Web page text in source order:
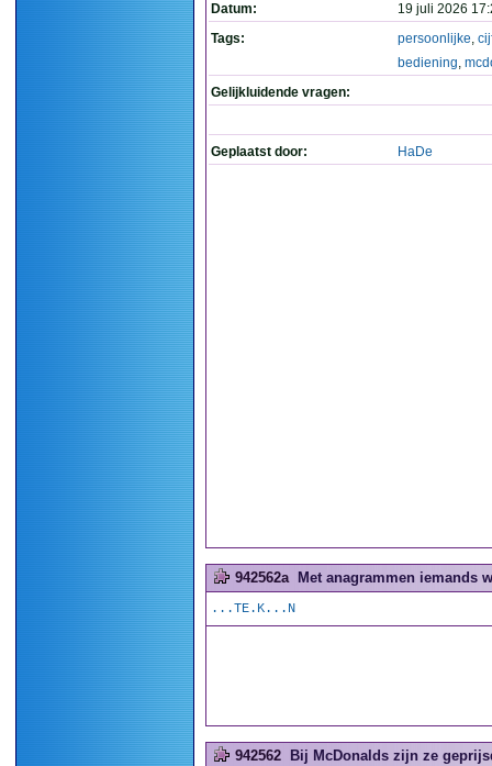
Datum:
19 juli 2026
Tags:
persoonlijke,
bediening,
Gelijkluidende vragen:
Geplaatst door: HaDe
942562a Met anagrammen iemands
...TE.K...N
942562 Bij McDonalds zijn ze